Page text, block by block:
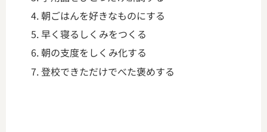
朝ごはんを好きなものにする
早く寝るしくみをつくる
朝の支度をしくみ化する
登校できただけでべた褒めする